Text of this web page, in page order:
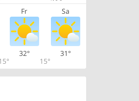
Fr Sa
32°
15°
31°